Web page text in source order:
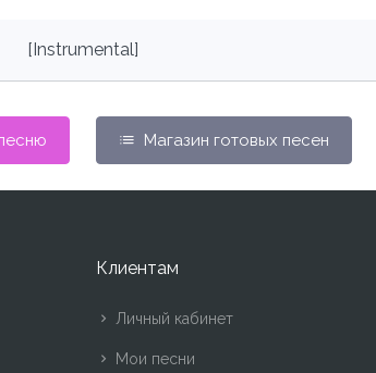
[Instrumental]
Магазин готовых песен
Клиентам
Личный кабинет
Мои песни